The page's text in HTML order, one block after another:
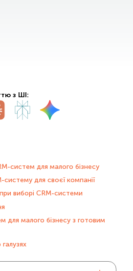
з ШІ:
систем для малого бізнесу
систему для своєї компанії
виборі CRM-системи
для малого бізнесу з готовим